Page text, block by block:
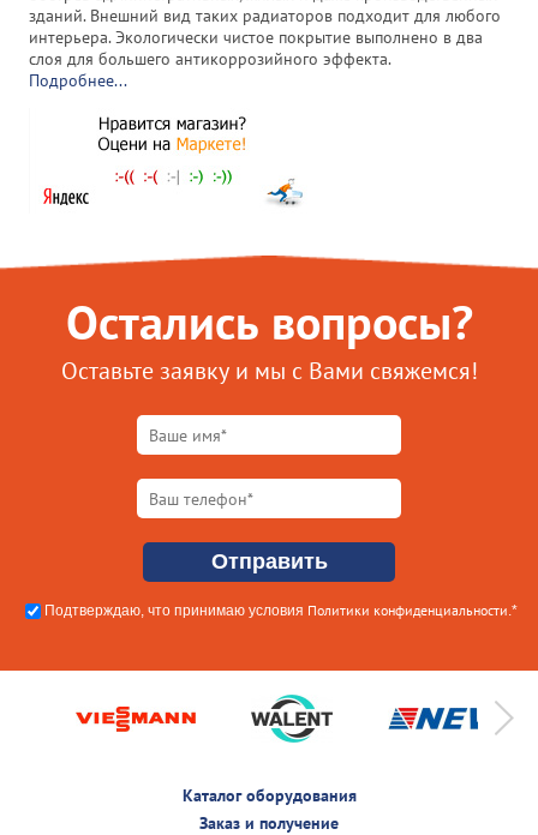
зданий. Внешний вид таких радиаторов подходит для любого
интерьера. Экологически чистое покрытие выполнено в два
слоя для большего антикоррозийного эффекта.
Подробнее...
Остались вопросы?
Оставьте заявку и мы с Вами свяжемся!
Подтверждаю, что принимаю условия Политики конфиденциальности .*
Каталог оборудования
Заказ и получение